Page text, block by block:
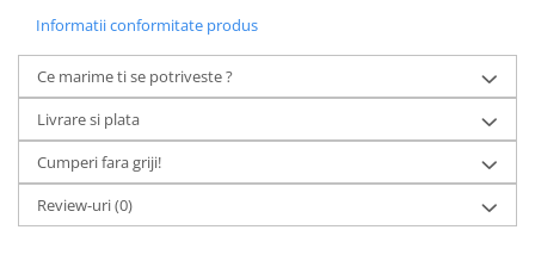
Informatii conformitate produs
Ce marime ti se potriveste ?
Livrare si plata
Cumperi fara griji!
Review-uri(0)